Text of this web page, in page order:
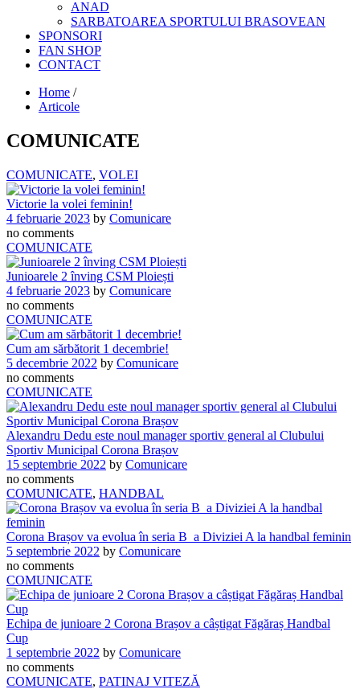
ANAD
SARBATOAREA SPORTULUI BRASOVEAN
SPONSORI
FAN SHOP
CONTACT
Home /
Articole
COMUNICATE
COMUNICATE, VOLEI
Victorie la volei feminin!
4 februarie 2023 by Comunicare
no comments
COMUNICATE
Junioarele 2 înving CSM Ploiești
4 februarie 2023 by Comunicare
no comments
COMUNICATE
Cum am sărbătorit 1 decembrie!
5 decembrie 2022 by Comunicare
no comments
COMUNICATE
Alexandru Dedu este noul manager sportiv general al Clubului
Sportiv Municipal Corona Brașov
15 septembrie 2022 by Comunicare
no comments
COMUNICATE, HANDBAL
Corona Brașov va evolua în seria B a Diviziei A la handbal feminin
5 septembrie 2022 by Comunicare
no comments
COMUNICATE
Echipa de junioare 2 Corona Brașov a câștigat Făgăraș Handbal
Cup
1 septembrie 2022 by Comunicare
no comments
COMUNICATE, PATINAJ VITEZĂ